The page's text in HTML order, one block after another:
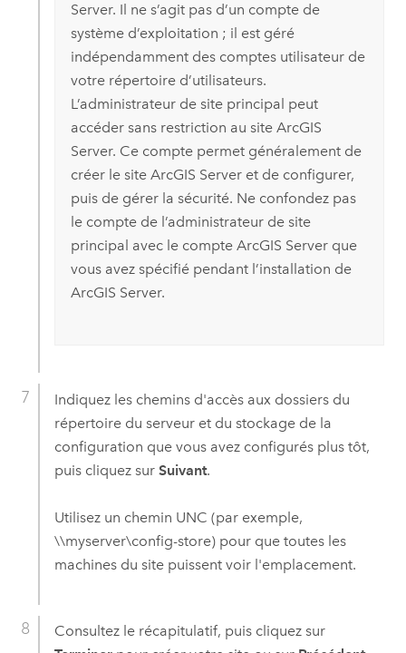
Server. Il ne s’agit pas d’un compte de
système d’exploitation ; il est géré
indépendamment des comptes utilisateur de
votre répertoire d’utilisateurs.
L’administrateur de site principal peut
accéder sans restriction au site ArcGIS
Server. Ce compte permet généralement de
créer le site ArcGIS Serveret de configurer,
puis de gérer la sécurité. Ne confondez pas
le compte de l’administrateur de site
principal avec le compte ArcGIS Serverque
vous avez spécifié pendant l’installation de
ArcGIS Server.
Indiquez les chemins d'accès aux dossiers du
répertoire du serveur et du stockage de la
configuration que vous avez configurés plus tôt,
puis cliquez sur Suivant.
Utilisez un chemin UNC (par exemple,
\\myserver\config-store) pour que toutes les
machines du site puissent voir l'emplacement.
Consultez le récapitulatif, puis cliquez sur